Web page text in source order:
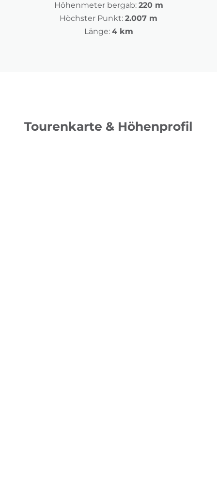
Höhenmeter bergab: 220 m
Höchster Punkt: 2.007 m
Länge: 4 km
Tourenkarte & Höhenprofil